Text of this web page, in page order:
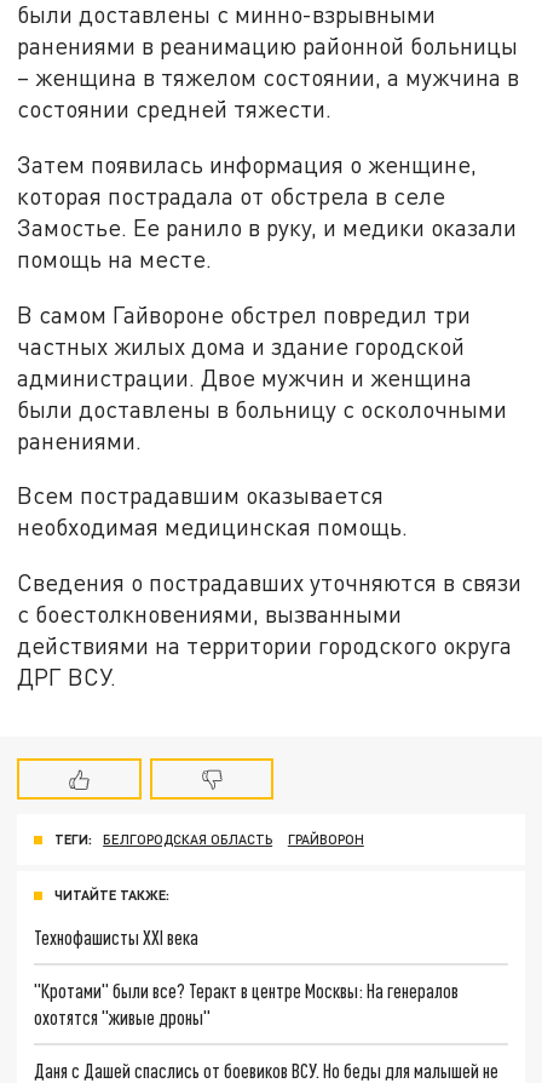
были доставлены с минно-взрывными
ранениями в реанимацию районной больницы
– женщина в тяжелом состоянии, а мужчина в
состоянии средней тяжести.
Затем появилась информация о женщине,
которая пострадала от обстрела в селе
Замостье. Ее ранило в руку, и медики оказали
помощь на месте.
В самом Гайвороне обстрел повредил три
частных жилых дома и здание городской
администрации. Двое мужчин и женщина
были доставлены в больницу с осколочными
ранениями.
Всем пострадавшим оказывается
необходимая медицинская помощь.
Сведения о пострадавших уточняются в связи
с боестолкновениями, вызванными
действиями на территории городского округа
ДРГ ВСУ.
ТЕГИ: БЕЛГОРОДСКАЯ ОБЛАСТЬ ГРАЙВОРОН
ЧИТАЙТЕ ТАКЖЕ:
Технофашисты XXI века
"Кротами" были все? Теракт в центре Москвы: На генералов
охотятся "живые дроны"
Даня с Дашей спаслись от боевиков ВСУ. Но беды для малышей не